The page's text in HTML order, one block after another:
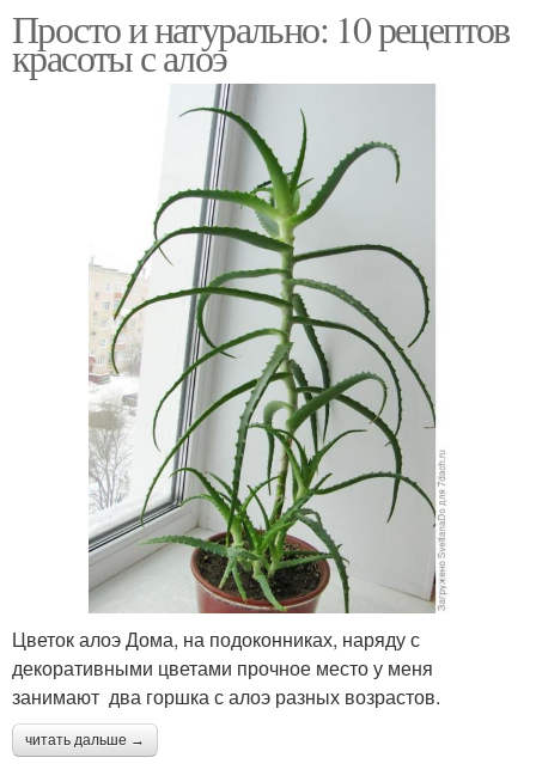
Просто и натурально: 10 рецептов
красоты с алоэ
Цветок алоэ Дома, на подоконниках, наряду с
декоративными цветами прочное место у меня
занимают два горшка с алоэ разных возрастов.
читать дальше →